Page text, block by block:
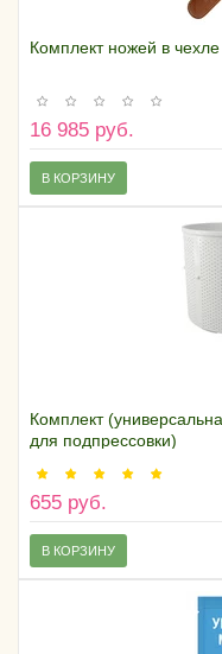
Комплект ножей в
16 985 руб.
В КОРЗИНУ
Комплект
для подпрессовки)
655 руб.
В КОРЗИНУ